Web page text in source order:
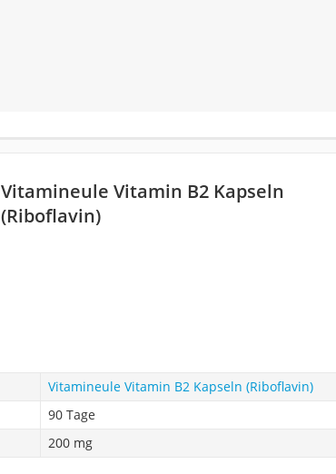
Vitamineule Vitamin B2 Kapseln
(Riboflavin)
Vitamineule Vitamin B2 Kapseln (Riboflavin)
90 Tage
200 mg